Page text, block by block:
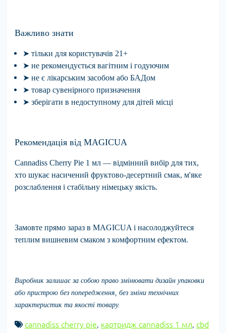
Важливо знати
➤ тільки для користувачів 21+
➤ не рекомендується вагітним і годуючим
➤ не є лікарським засобом або БАДом
➤ товар сувенірного призначення
➤ зберігати в недоступному для дітей місці
Рекомендація від MAGICUA
Cannadiss Cherry Pie 1 мл — відмінний вибір для тих,
хто шукає насичений фруктово-десертний смак, м'яке
розслаблення і стабільну німецьку якість.
Замовте прямо зараз в MAGICUA і насолоджуйтеся
теплим вишневим смаком з комфортним ефектом.
Виробник залишає за собою право змінювати дизайн упаковки
або пристрою без попередження, без зміни технічних
характеристик та якості товару.
cannadiss cherry pie, картридж cannadiss 1 мл, cbd